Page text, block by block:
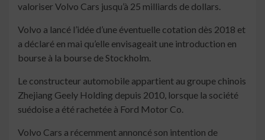
valoriser Volvo Cars jusqu’à 25 milliards de dollars.
Volvo a lancé l’idée d’une éventuelle cotation dès 2018 et
a déclaré en mai qu’elle envisageait une introduction en
bourse à la bourse de Stockholm.
Le constructeur automobile appartient au groupe chinois
Zhejiang Geely Holding depuis 2010, lorsque la société
suédoise a été rachetée à Ford Motor Co.
Volvo Cars a récemment annoncé son intention de